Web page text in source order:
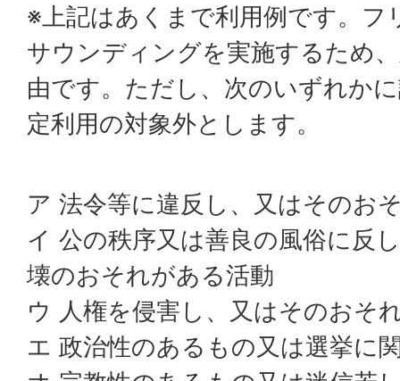
※上記はあくまで利用例です。フ
サウンディングを実施するため
由です。ただし、次のいずれか
定利用の対象外とします。
ア 法令等に違反し、又はそのお
イ 公の秩序又は善良の風俗に反
壊のおそれがある活動
ウ 人権を侵害し、又はそのおそ
エ 政治性のあるもの又は選挙に